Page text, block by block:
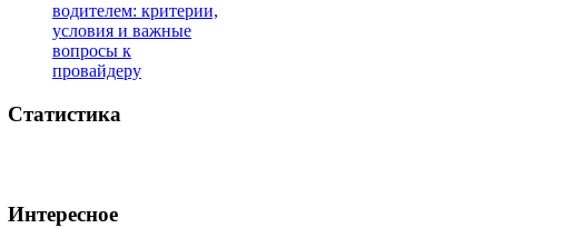
водителем: критерии,
условия и важные
вопросы к
провайдеру
Статистика
Интересное